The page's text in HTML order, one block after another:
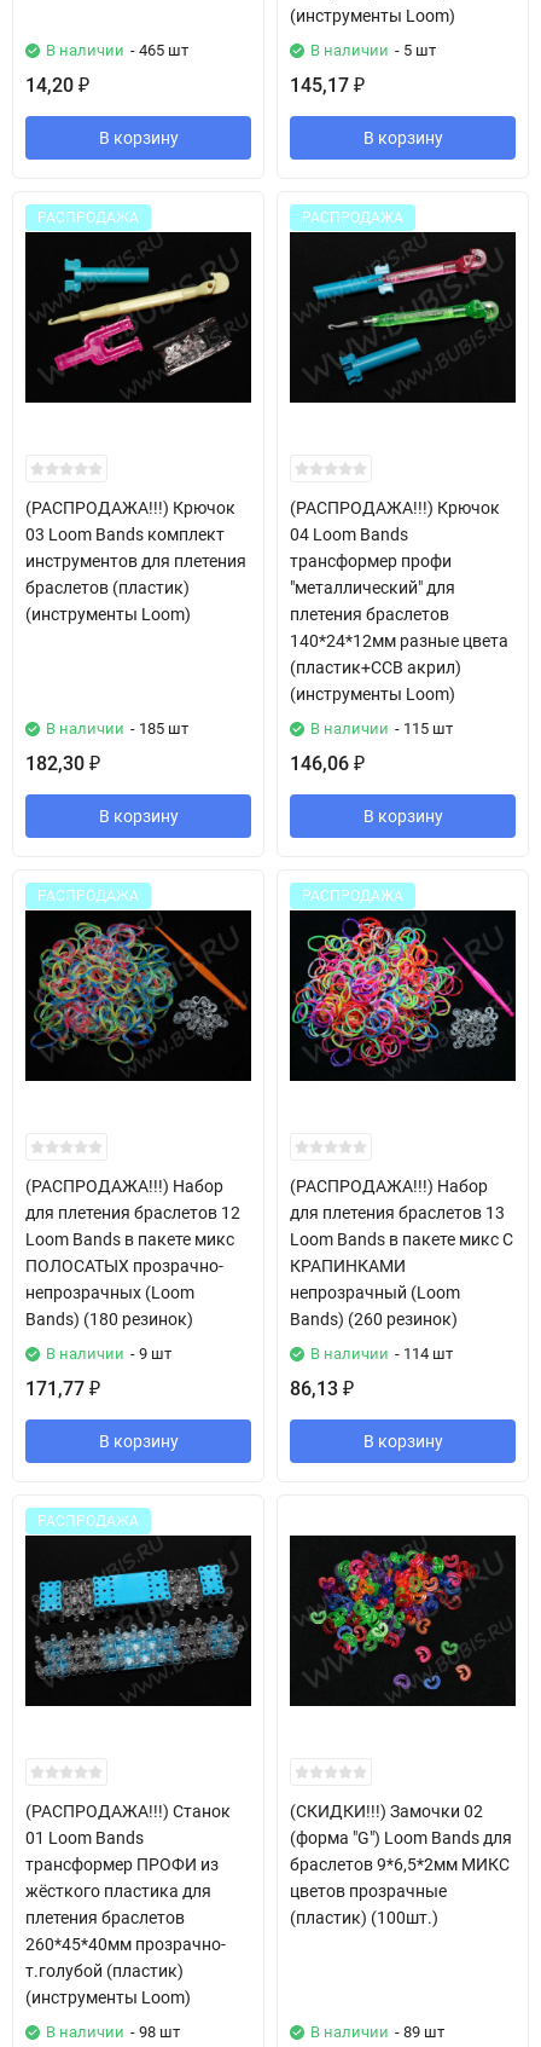
В наличии - 465 шт
14,20 ₽
В корзину
(инструменты Loom)
В наличии - 5 шт
145,17 ₽
В корзину
РАСПРОДАЖА
(РАСПРОДАЖА!!!) Крючок
03 Loom Bands комплект
инструментов для плетения
браслетов (пластик)
(инструменты Loom)
В наличии - 185 шт
182,30 ₽
В корзину
РАСПРОДАЖА
(РАСПРОДАЖА!!!) Крючок
04 Loom Bands
трансформер профи
"металлический" для
плетения браслетов
140*24*12мм разные цвета
(пластик+CCB акрил)
(инструменты Loom)
В наличии - 115 шт
146,06 ₽
В корзину
РАСПРОДАЖА
(РАСПРОДАЖА!!!) Набор
для плетения браслетов 12
Loom Bands в пакете микс
ПОЛОСАТЫХ прозрачно-
непрозрачных (Loom
Bands) (180 резинок)
В наличии - 9 шт
171,77 ₽
В корзину
РАСПРОДАЖА
(РАСПРОДАЖА!!!) Набор
для плетения браслетов 13
Loom Bands в пакете микс С
КРАПИНКАМИ
непрозрачный (Loom
Bands) (260 резинок)
В наличии - 114 шт
86,13 ₽
В корзину
РАСПРОДАЖА
(РАСПРОДАЖА!!!) Станок
01 Loom Bands
трансформер ПРОФИ из
жёсткого пластика для
плетения браслетов
260*45*40мм прозрачно-
т.голубой (пластик)
(инструменты Loom)
В наличии - 98 шт
(СКИДКИ!!!) Замочки 02
(форма "G") Loom Bands для
браслетов 9*6,5*2мм МИКС
цветов прозрачные
(пластик) (100шт.)
В наличии - 89 шт